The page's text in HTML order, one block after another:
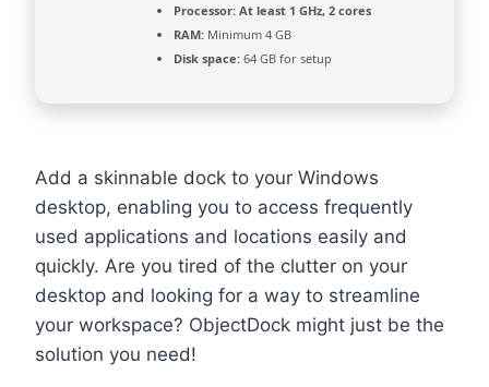
Processor: At least 1 GHz, 2 cores
RAM: Minimum 4 GB
Disk space: 64 GB for setup
Add a skinnable dock to your Windows
desktop, enabling you to access frequently
used applications and locations easily and
quickly. Are you tired of the clutter on your
desktop and looking for a way to streamline
your workspace? ObjectDock might just be the
solution you need!